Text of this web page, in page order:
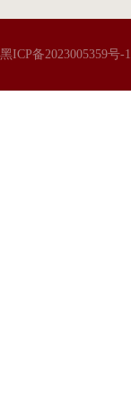
黑ICP备2023005359号-1